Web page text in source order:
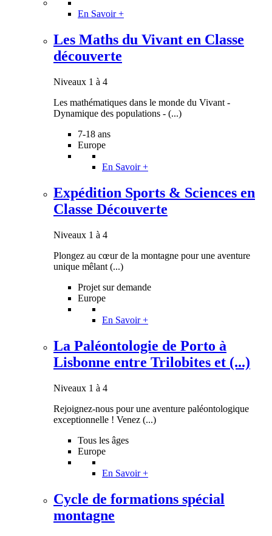
En Savoir +
Les Maths du Vivant en Classe
découverte
Niveaux 1 à 4
Les mathématiques dans le monde du Vivant -
Dynamique des populations - (...)
7-18 ans
Europe
En Savoir +
Expédition Sports & Sciences en
Classe Découverte
Niveaux 1 à 4
Plongez au cœur de la montagne pour une aventure
unique mêlant (...)
Projet sur demande
Europe
En Savoir +
La Paléontologie de Porto à
Lisbonne entre Trilobites et (...)
Niveaux 1 à 4
Rejoignez-nous pour une aventure paléontologique
exceptionnelle ! Venez (...)
Tous les âges
Europe
En Savoir +
Cycle de formations spécial
montagne